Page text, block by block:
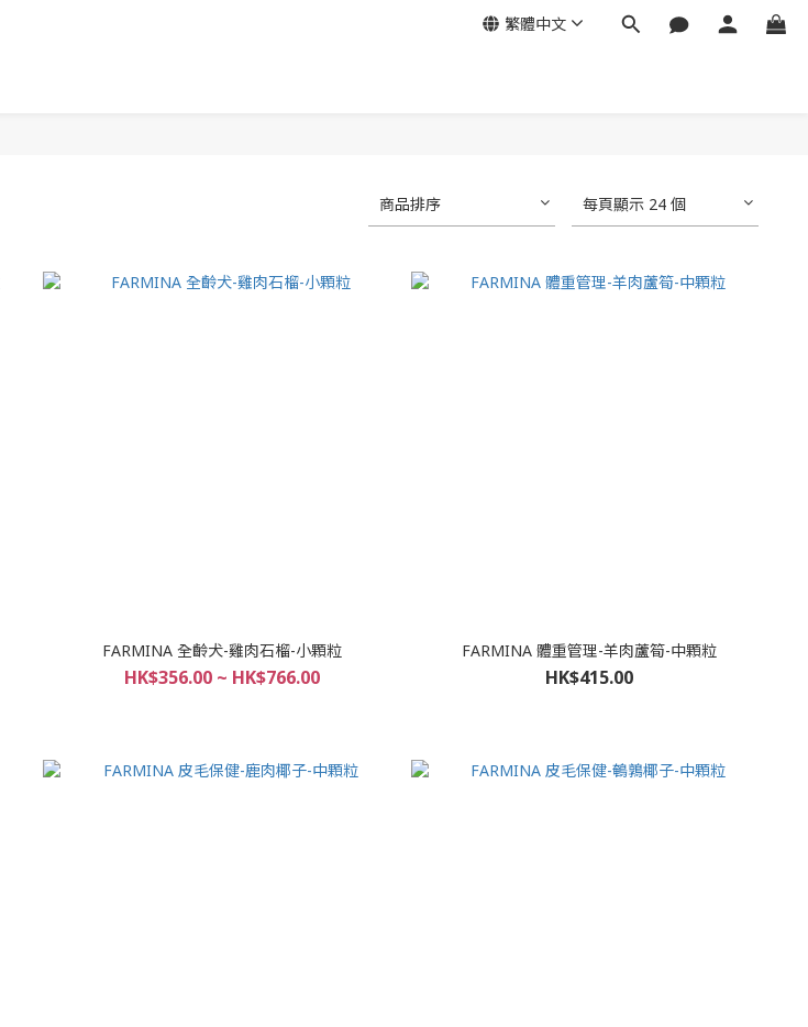
繁體中文
商品排序 每頁顯示 24 個
FARMINA 全齡犬-雞肉石榴-小顆粒
HK$356.00 ~ HK$766.00
FARMINA 體重管理-羊肉蘆筍-中顆粒
HK$415.00